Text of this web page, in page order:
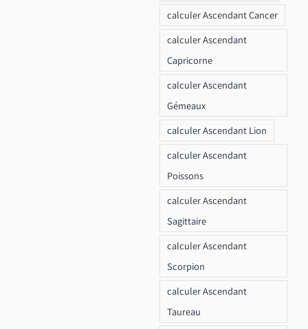
calculer Ascendant Cancer
calculer Ascendant
Capricorne
calculer Ascendant
Gémeaux
calculer Ascendant Lion
calculer Ascendant
Poissons
calculer Ascendant
Sagittaire
calculer Ascendant
Scorpion
calculer Ascendant
Taureau